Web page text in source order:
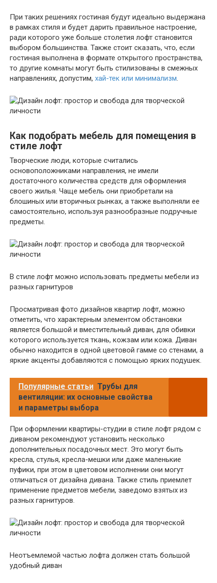
При таких решениях гостиная будут идеально выдержана
в рамках стиля и будет дарить правильное настроение,
ради которого уже больше столетия лофт становится
выбором большинства. Также стоит сказать, что, если
гостиная выполнена в формате открытого пространства,
то другие комнаты могут быть стилизованы в смежных
направлениях, допустим, хай-тек или минимализм.
Как подобрать мебель для помещения в
стиле лофт
Творческие люди, которые считались
основоположниками направления, не имели
достаточного количества средств для оформления
своего жилья. Чаще мебель они приобретали на
блошиных или вторичных рынках, а также выполняли ее
самостоятельно, используя разнообразные подручные
предметы.
В стиле лофт можно использовать предметы мебели из
разных гарнитуров
Просматривая фото дизайнов квартир лофт, можно
отметить, что характерным элементом обстановки
является большой и вместительный диван, для обивки
которого используется ткань, кожзам или кожа. Диван
обычно находится в одной цветовой гамме со стенами, а
яркие акценты добавляются с помощью ярких подушек.
Популярные статьи Трубы для
вентиляции: их основные свойства
и параметры выбора
При оформлении квартиры-студии в стиле лофт рядом с
диваном рекомендуют установить несколько
дополнительных посадочных мест. Это могут быть
кресла, стулья, кресла-мешки или даже маленькие
пуфики, при этом в цветовом исполнении они могут
отличаться от дизайна дивана. Также стиль приемлет
применение предметов мебели, заведомо взятых из
разных гарнитуров.
Неотъемлемой частью лофта должен стать большой
удобный диван